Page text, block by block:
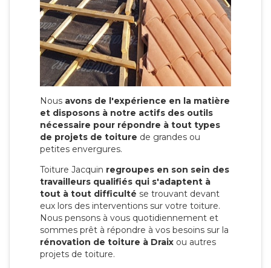
Nous avons de l'expérience en la matière
et disposons à notre actifs des outils
nécessaire pour répondre à tout types
de projets de toiture de grandes ou
petites envergures.
Toiture Jacquin regroupes en son sein des
travailleurs qualifiés qui s'adaptent à
tout à tout difficulté se trouvant devant
eux lors des interventions sur votre toiture.
Nous pensons à vous quotidiennement et
sommes prêt à répondre à vos besoins sur la
rénovation de toiture à Draix ou autres
projets de toiture.